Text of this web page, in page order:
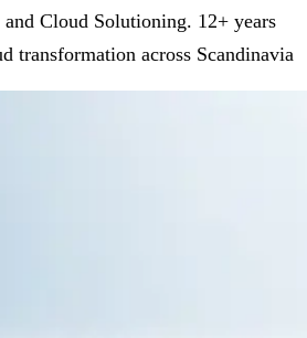
Cloud Solutioning. 12+ years
transformation across Scandinavia